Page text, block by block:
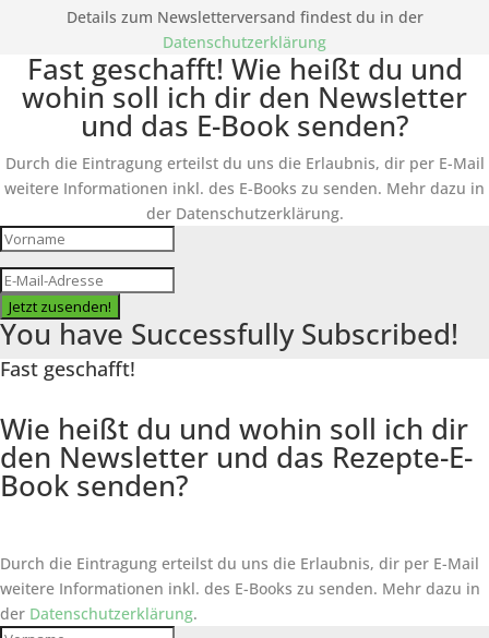
Details zum Newsletterversand findest du in der
Datenschutzerklärung
Fast geschafft! Wie heißt du und
wohin soll ich dir den Newsletter
und das E-Book senden?
Durch die Eintragung erteilst du uns die Erlaubnis, dir per E-Mail
weitere Informationen inkl. des E-Books zu senden. Mehr dazu in
der Datenschutzerklärung.
Jetzt zusenden!
You have Successfully Subscribed!
Fast geschafft!
Wie heißt du und wohin soll ich dir
den Newsletter und das Rezepte-E-
Book senden?
Durch die Eintragung erteilst du uns die Erlaubnis, dir per E-Mail
weitere Informationen inkl. des E-Books zu senden. Mehr dazu in
der Datenschutzerklärung.